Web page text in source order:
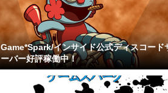
Game*Spark/インサイド公式ディスコード
ーバー好評稼働中！